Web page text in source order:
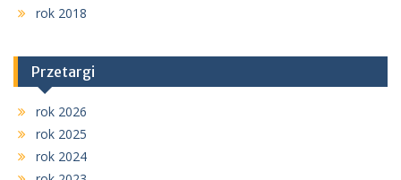
rok 2018
Przetargi
rok 2026
rok 2025
rok 2024